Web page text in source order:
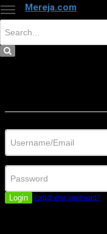
Mereja.com
Login Forgot your password?